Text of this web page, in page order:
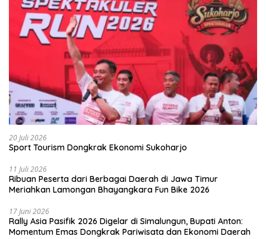
20 Juli 2026
Sport Tourism Dongkrak Ekonomi Sukoharjo
11 Juli 2026
Ribuan Peserta dari Berbagai Daerah di Jawa Timur
Meriahkan Lamongan Bhayangkara Fun Bike 2026
17 Juni 2026
Rally Asia Pasifik 2026 Digelar di Simalungun, Bupati Anton:
Momentum Emas Dongkrak Pariwisata dan Ekonomi Daerah